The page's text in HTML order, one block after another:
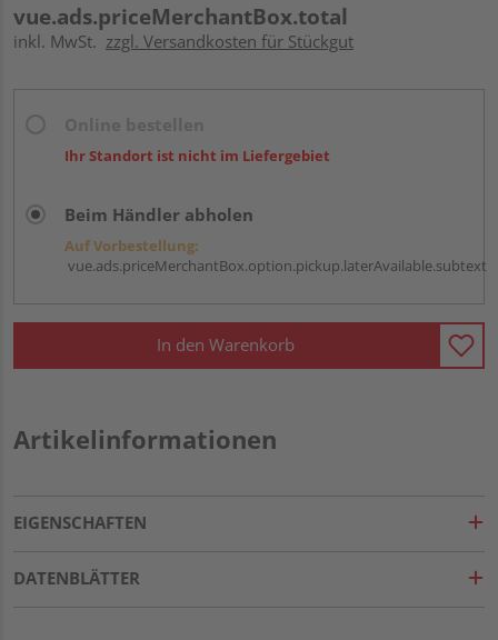
vue.ads.priceMerchantBox.total
inkl. MwSt. zzgl. Versandkosten für Stückgut
Ihr Standort ist nicht im Liefergebiet
Beim Händler abholen
Auf Vorbestellung:
vue.ads.priceMerchantBox.option.pickup.laterAvailable.subtext
In den Warenkorb
Artikelinformationen
EIGENSCHAFTEN
DATENBLÄTTER